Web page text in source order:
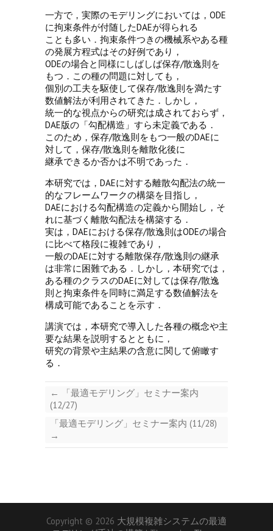
一方で，実際のモデリングにおいては，ODE
に拘束条件が付随したDAEが得られる
ことも多い．拘束条件つきの機械系やある種
の発展方程式はその好例であり，
ODEの場合と同様にしばしば保存/散逸則を
もつ．この種の問題に対しても，
個別の工夫を駆使して保存/散逸則を満たす
数値解法が利用されてきた．しかし，
統一的な視点からの研究は成されておらず，
DAE版の「勾配構造」すら未定義である．
このため，保存/散逸則をもつ一般のDAEに
対して，保存/散逸則を離散化後に
継承できるか否かは不明であった．
本研究では，DAEに対する離散勾配法の統一
的なフレームワークの構築を目指し，
DAEにおける勾配構造の定義から開始し，そ
れに基づく離散勾配法を構築する．
実は，DAEにおける保存/散逸則はODEの場合
に比べて格段に複雑であり，
一般のDAEに対する離散保存/散逸則の継承
は非常に困難である．しかし，本研究では，
ある種のクラスのDAEに対しては保存/散逸
則と拘束条件を同時に満足する数値解法を
構成可能であることを示す．
講演では，本研究で導入した各種の概念や主
要な結果を説明するとともに，
研究の背景や主結果の含意に関して俯瞰す
る．
←
「最適モデリング」セミナー案内
(12/27)
「最適モデリング」セミナー案内 (11/28)
→
Copyright © 2026 大規模複雑システムの最適